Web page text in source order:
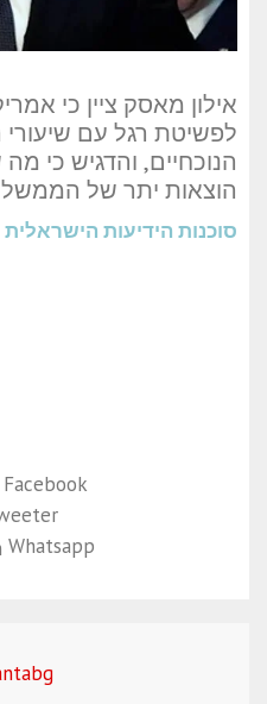
אילון מאסק ציין כי
לפשיטת רגל עם
הנוכחיים, והדגיש כי
הוצאות יתר של
סוכנות הידיעות הישראלית
Facebook
Whatsapp